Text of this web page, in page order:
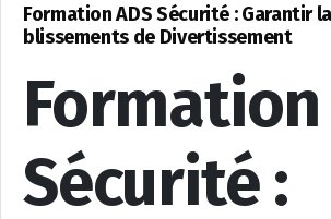
Formation ADS Sécurité : Garantir
blissements de Divertissement
Formation
Sécurité :